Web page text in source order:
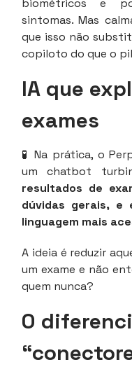
sintomas. Mas
que isso não
copiloto do que o
IA que
exames
🧪 Na prática, o
um chatbot
resultados de
dúvidas gerais,
linguagem mais
A ideia é reduzir
um exame e não
quem nunca?
O